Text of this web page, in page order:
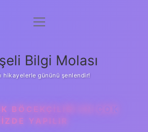
Anasayfa
Yasal Uyarı
menüyü
Bilgi Molası
hikayelerle gününü şenlendir!
BÖCEKÇILIĞI EN ÇOK
YAPILIR